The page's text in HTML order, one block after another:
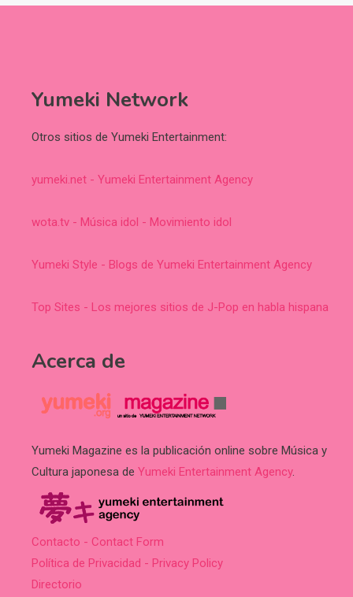
Yumeki Network
Otros sitios de Yumeki Entertainment:
yumeki.net - Yumeki Entertainment Agency
wota.tv - Música idol - Movimiento idol
Yumeki Style - Blogs de Yumeki Entertainment Agency
Top Sites - Los mejores sitios de J-Pop en habla hispana
Acerca de
Yumeki Magazine es la publicación online sobre Música y
Cultura japonesa de Yumeki Entertainment Agency.
Contacto - Contact Form
Política de Privacidad - Privacy Policy
Directorio